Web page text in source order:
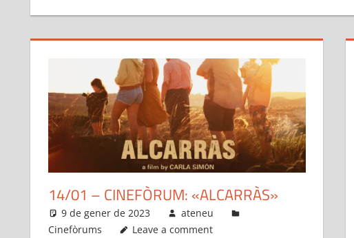
14/01 – CINEFÒRUM: «ALCARRÀS»
9 de gener de 2023
ateneu
Cinefòrums
Leave a comment